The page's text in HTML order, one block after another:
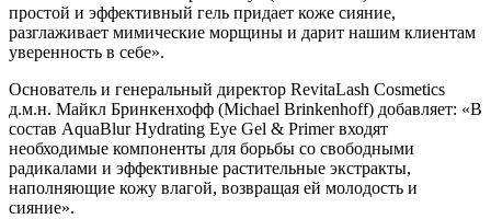
простой и эффективный гель придает коже сияние,
разглаживает мимические морщины и дарит нашим клиентам
уверенность в себе».
Основатель и генеральный директор RevitaLash Cosmetics
д.м.н. Майкл Бринкенхофф (Michael Brinkenhoff) добавляет: «В
состав AquaBlur Hydrating Eye Gel & Primer входят
необходимые компоненты для борьбы со свободными
радикалами и эффективные растительные экстракты,
наполняющие кожу влагой, возвращая ей молодость и
сияние».